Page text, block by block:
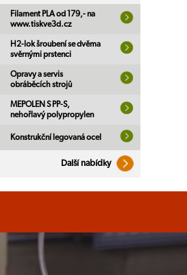
Filament PLA od 179,- na
www.tiskve3d.cz
H2-lok šroubení se dvěma
svěrnými prstenci
Opravy a servis
obráběcích strojů
MEPOLEN S PP-S,
nehořlavý polypropylen
Konstrukční legovaná ocel
Další nabídky